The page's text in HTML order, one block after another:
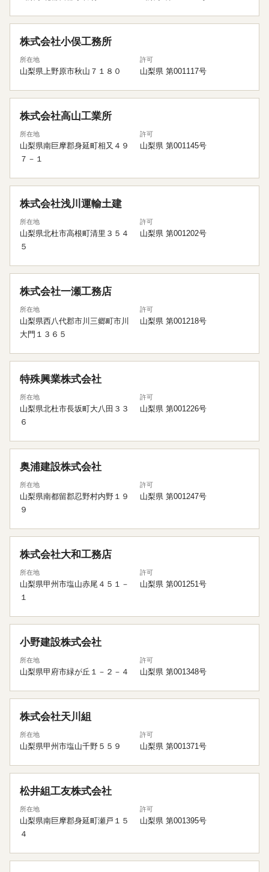
株式会社小俣工務所
所在地
山梨県上野原市秋山７１８０
許可
山梨県 第001117号
株式会社高山工業所
所在地
山梨県南巨摩郡身延町相又４９
７－１
許可
山梨県 第001145号
株式会社浅川運輸土建
所在地
山梨県北杜市高根町清里３５４
５
許可
山梨県 第001202号
株式会社一瀬工務店
所在地
山梨県西八代郡市川三郷町市川
大門１３６５
許可
山梨県 第001218号
特殊興業株式会社
所在地
山梨県北杜市長坂町大八田３３
６
許可
山梨県 第001226号
奥浦建設株式会社
所在地
山梨県南都留郡忍野村内野１９
９
許可
山梨県 第001247号
株式会社大和工務店
所在地
山梨県甲州市塩山赤尾４５１－
１
許可
山梨県 第001251号
小野建設株式会社
所在地
山梨県甲府市緑が丘１－２－４
許可
山梨県 第001348号
株式会社天川組
所在地
山梨県甲州市塩山千野５５９
許可
山梨県 第001371号
松井組工友株式会社
所在地
山梨県南巨摩郡身延町瀬戸１５
４
許可
山梨県 第001395号